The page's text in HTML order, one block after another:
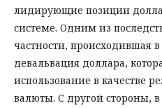
лидирующие позиции
системе. Одним из
частности, происходившая
девальвация доллара,
использование в качестве
валюты. С другой стороны,